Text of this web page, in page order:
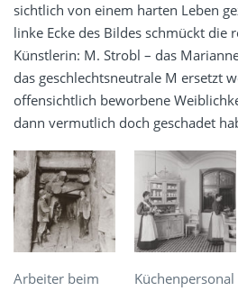
sichtlich von einem harten Leben
linke Ecke des Bildes schmückt die
Künstlerin: M. Strobl – das
das geschlechtsneutrale M ersetzt
offensichtlich beworbene
dann vermutlich doch geschadet
Arbeiter beim
Küchenpersonal